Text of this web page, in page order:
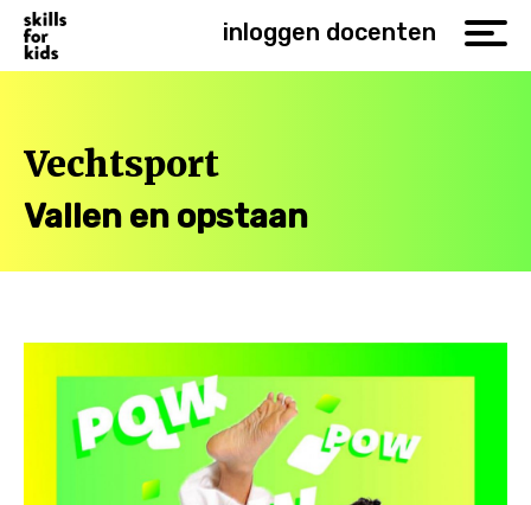
inloggen docenten
Vechtsport
Vallen en opstaan